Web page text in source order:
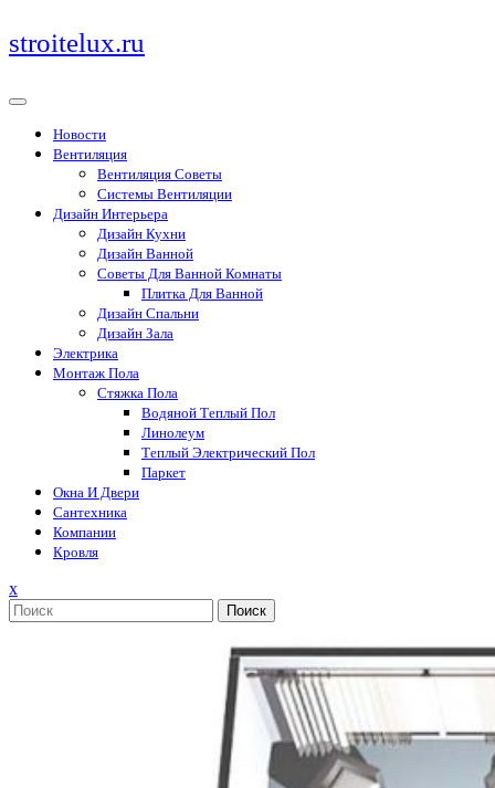
Перейти
к
stroitelux.ru
Новости
Вентиляция
Вентиляция Советы
Системы Вентиляции
Дизайн Интерьера
Дизайн Кухни
Дизайн Ванной
Советы Для Ванной Комнаты
Плитка Для Ванной
Дизайн Спальни
Дизайн Зала
Электрика
Монтаж Пола
Стяжка Пола
Водяной Теплый Пол
Линолеум
Теплый Электрический Пол
Паркет
Окна И Двери
Сантехника
Компании
Кровля
xЗакрыть
меню
Поиск